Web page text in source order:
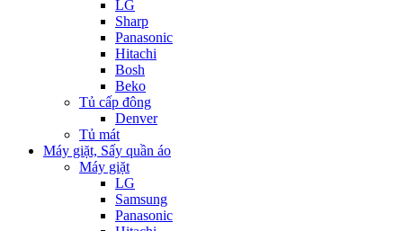
LG
Sharp
Panasonic
Hitachi
Bosh
Beko
Tủ cấp đông
Denver
Tủ mát
Máy giặt, Sấy quần áo
Máy giặt
LG
Samsung
Panasonic